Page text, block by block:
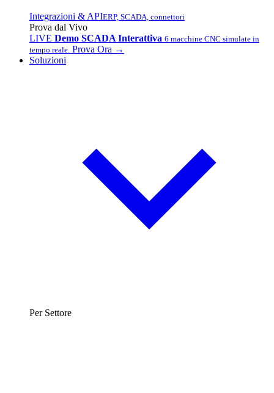
Integrazioni & APIERP, SCADA, connettori
Prova dal Vivo
LIVE Demo SCADA Interattiva 6 macchine CNC simulate in
tempo reale. Prova Ora →
Soluzioni
Per Settore